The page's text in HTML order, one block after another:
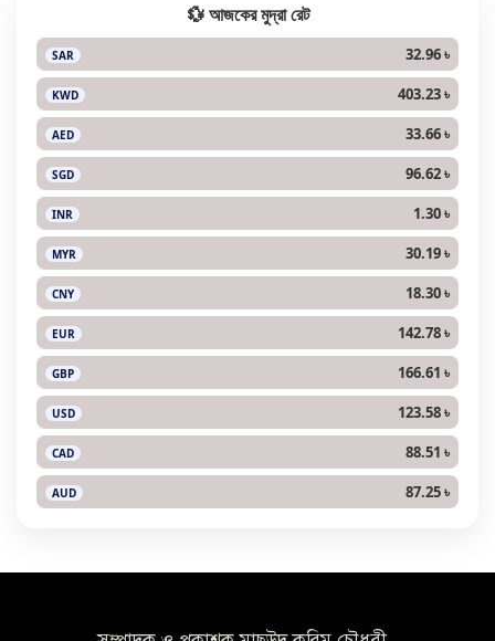
💱 আজকের মুদ্রা রেট
SAR 32.96 ৳
KWD 403.23 ৳
AED 33.66 ৳
SGD 96.62 ৳
INR 1.30 ৳
MYR 30.19 ৳
CNY 18.30 ৳
EUR 142.78 ৳
GBP 166.61 ৳
USD 123.58 ৳
CAD 88.51 ৳
AUD 87.25 ৳